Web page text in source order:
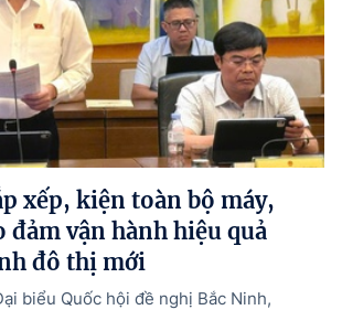
xếp, kiện toàn bộ máy,
đảm vận hành hiệu quả
đô thị mới
biểu Quốc hội đề nghị Bắc Ninh,